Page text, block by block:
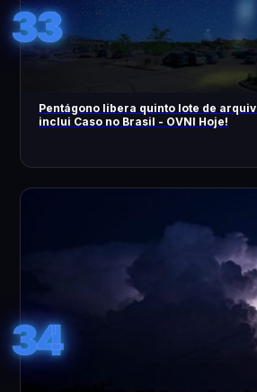
33
Pentágono libera quinto lote de
inclui Caso no Brasil - OVNI Hoje!
34